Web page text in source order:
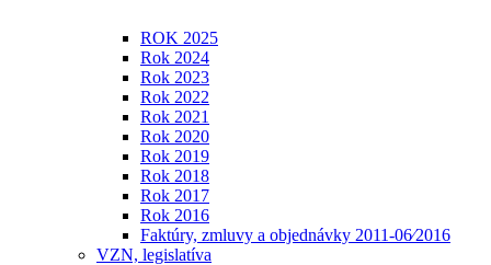
ROK 2025
Rok 2024
Rok 2023
Rok 2022
Rok 2021
Rok 2020
Rok 2019
Rok 2018
Rok 2017
Rok 2016
Faktúry, zmluvy a objednávky 2011-06⁄2016
VZN, legislatíva